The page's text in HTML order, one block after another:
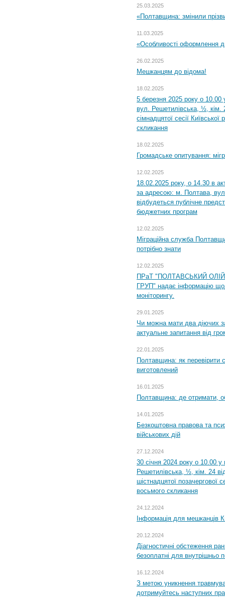
25.03.2025
«Полтавщина: змінили
11.03.2025
«Особливості оформлення
26.02.2025
Мешканцям до відома!
18.02.2025
5 березня 2025 року о 10.00
вул. Решетилівська, ½, кім.
сімнадцятої сесії
скликання
18.02.2025
Громадське опитування:
12.02.2025
18.02.2025 року, о 14.30 в
за адресою: м. Полтава,
відбудеться публічне
бюджетних програм
12.02.2025
Міграційна служба
потрібно знати
12.02.2025
ПРаТ "ПОЛТАВСЬКИЙ
ГРУП" надає інформацію
моніторингу.
29.01.2025
Чи можна мати два діючих
актуальне запитання від
22.01.2025
Полтавщина: як перевірити
виготовлений
16.01.2025
Полтавщина: де отримати,
14.01.2025
Безкоштовна правова та
військових дій
27.12.2024
30 січня 2024 року о 10.00 у
Решетилівська, ½, кім. 24
шістнадцятої позачергової
восьмого скликання
24.12.2024
Інформація для мешканців
20.12.2024
Діагностичні обстеження
безоплатні для внутрішньо
16.12.2024
З метою уникнення
дотримуйтесь наступних